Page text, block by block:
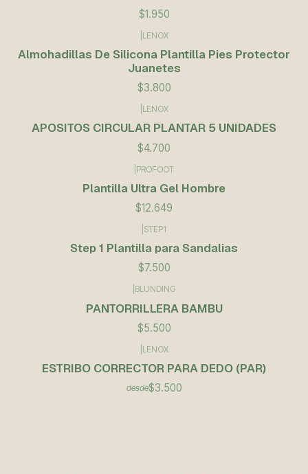
$1.950
LENOX
Almohadillas De Silicona Plantilla Pies Protector
Juanetes
$3.800
LENOX
APOSITOS CIRCULAR PLANTAR 5 UNIDADES
$4.700
PROFOOT
Plantilla Ultra Gel Hombre
$12.649
STEP1
Step 1 Plantilla para Sandalias
$7.500
BLUNDING
PANTORRILLERA BAMBU
$5.500
LENOX
ESTRIBO CORRECTOR PARA DEDO (PAR)
desde$3.500